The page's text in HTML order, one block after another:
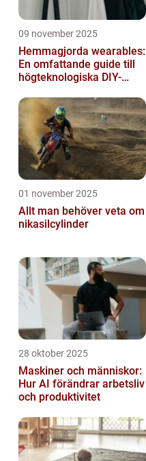
09 november 2025
Hemmagjorda wearables:
En omfattande guide till
högteknologiska DIY-
01 november 2025
Allt man behöver veta om
nikasilcylinder
28 oktober 2025
Maskiner och människor:
Hur AI förändrar arbetsliv
och produktivitet